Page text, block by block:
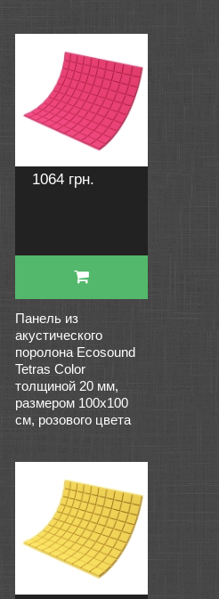
1064 грн.
Панель из
акустического
поролона Ecosound
Tetras Color
толщиной 20 мм,
размером 100х100
см, розового цвета